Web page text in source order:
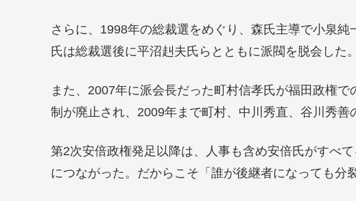
さらに、1998年の総裁選をめぐり、森氏主導で小泉
氏は総裁選後に平沼赳夫氏らとともに派閥を脱会した。
また、2007年に派会長だった町村信孝氏が福田政権
制が廃止され、2009年まで町村、中川秀直、谷川秀善
第2次安倍政権発足以降は、人事も含め安倍氏がすべ
につながった。だからこそ「誰が後継者になっても分